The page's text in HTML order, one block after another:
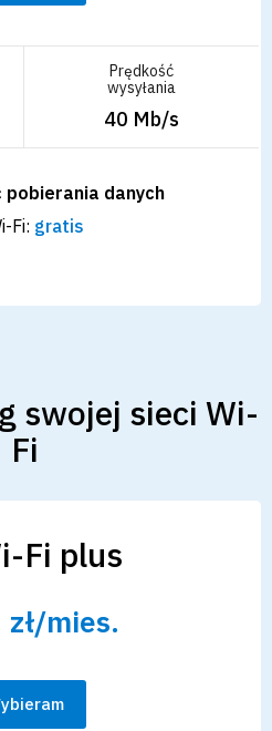
Prędkość
wysyłania
40 Mb/s
danych
Fi: gratis
swojej sieci Wi-
Fi
Fi plus
zł/mies.